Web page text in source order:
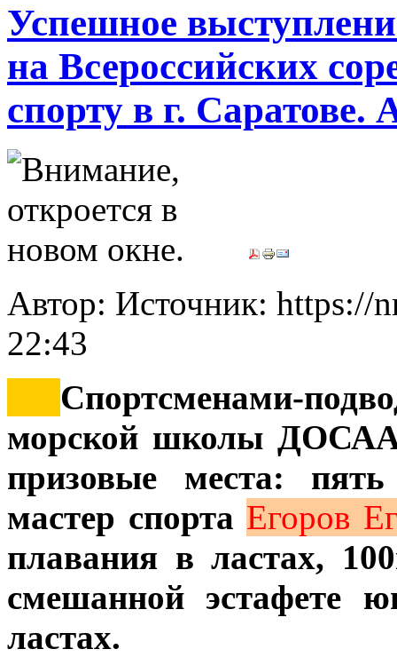
Успешное
на Всероссийских
спорту в г. Саратове.
Автор: Источник: https://
22:43
Спортсменами-
морской школы
призовые места:
мастер спорта Егоров
плавания в ластах,
смешанной эстафете
ластах.